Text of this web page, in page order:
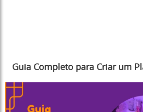
Guia Completo para Criar um